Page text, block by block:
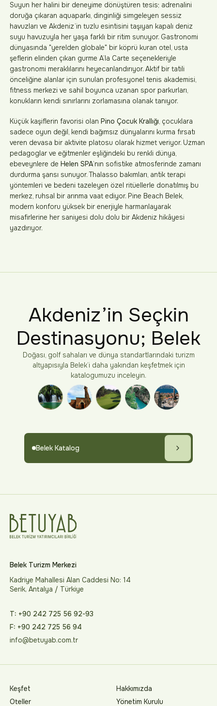
Suyun her halini bir deneyime dönüştüren tesis; adrenalini
doruğa çıkaran aquaparkı, dinginliği simgeleyen sessiz
havuzları ve Akdeniz’in tuzlu esintisini taşıyan kapalı deniz
suyu havuzuyla her yaşa farklı bir ritim sunuyor. Gastronomi
dünyasında "yerelden globale" bir köprü kuran otel, usta
şeflerin elinden çıkan gurme A’la Carte seçenekleriyle
gastronomi meraklılarını heyecanlandırıyor. Aktif bir tatili
önceliğine alanlar için sunulan profesyonel tenis akademisi,
fitness merkezi ve sahil boyunca uzanan spor parkurları,
konukların kendi sınırlarını zorlamasına olanak tanıyor.
Küçük kaşiflerin favorisi olan Pino Çocuk Krallığı, çocuklara
sadece oyun değil, kendi bağımsız dünyalarını kurma fırsatı
veren devasa bir aktivite platosu olarak hizmet veriyor. Uzman
pedagoglar ve eğitmenler eşliğindeki bu renkli dünya,
ebeveynlere de Helen SPA’nın sofistike atmosferinde zamanı
durdurma şansı sunuyor. Thalasso bakımları, antik terapi
yöntemleri ve bedeni tazeleyen özel ritüellerle donatılmış bu
merkez, ruhsal bir arınma vaat ediyor. Pine Beach Belek,
modern konforu yüksek bir enerjiyle harmanlayarak
misafirlerine her saniyesi dolu dolu bir Akdeniz hikâyesi
yazdırıyor.
Akdeniz’in Seçkin
Destinasyonu; Belek
Doğası, golf sahaları ve dünya standartlarındaki turizm
altyapısıyla Belek’i daha yakından keşfetmek için
katalogumuzu inceleyin.
Belek Katalog
Belek Turizm Merkezi
Kadriye Mahallesi Alan Caddesi No: 14
Serik, Antalya / Türkiye
T: +90 242 725 56 92-93
F: +90 242 725 56 94
info@betuyab.com.tr
Keşfet
Oteller
Hakkımızda
Yönetim Kurulu